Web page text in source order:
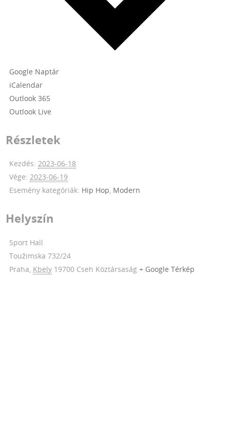
Google Naptár
iCalendar
Outlook 365
Outlook Live
Részletek
Kezdés: 2023-06-18
Vége: 2023-06-19
Esemény kategóriák: Hip Hop, Modern
Helyszín
Sport Hall
Toužimska 732/24
Praha Kbely 19700 Cseh Köztársaság + Google Térkép